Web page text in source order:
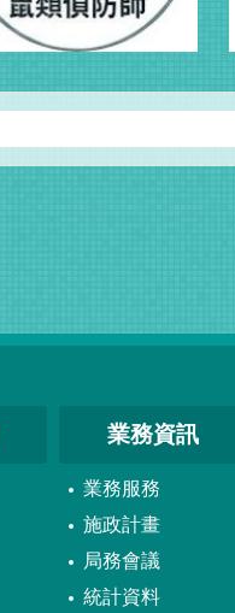
業務資訊
業務服務
施政計畫
局務會議
統計資料